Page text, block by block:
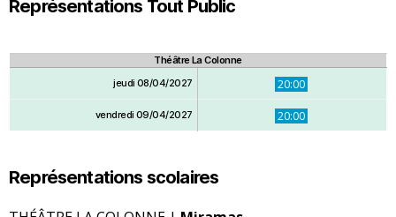
Représentations Tout Public
Théâtre La Colonne
jeudi 08/04/2027
20:00
vendredi 09/04/2027 20:00
Représentations scolaires